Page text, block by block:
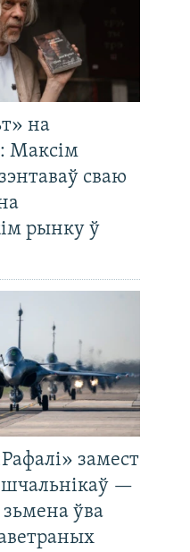
на
Максім
сваю
рынку ў
замест
—
ўва